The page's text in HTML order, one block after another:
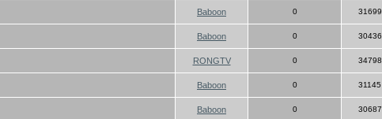
Baboon 0 31699
Baboon 0 30436
RONGTV 0 34798
Baboon 0 31145
Baboon 0 30687